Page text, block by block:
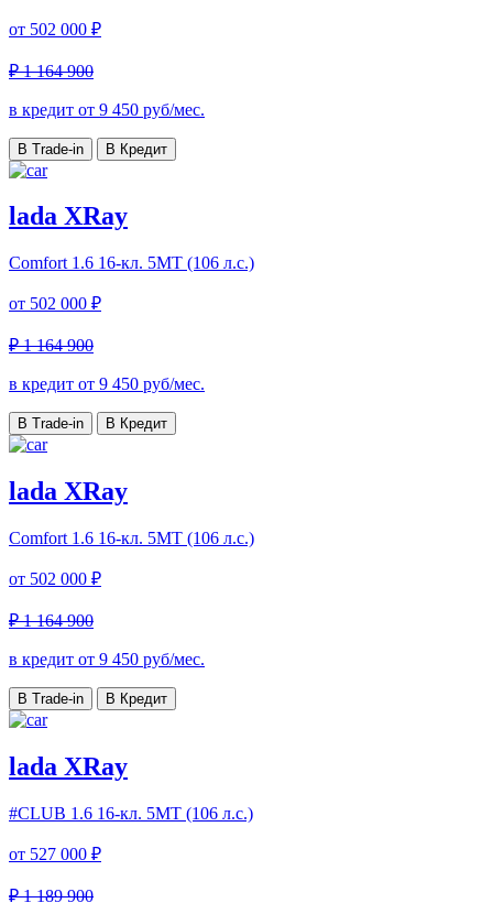
от 502 000 ₽
₽ 1 164 900
в кредит от 9 450 руб/мес.
В Trade-in В Кредит
lada XRay
Comfort 1.6 16-кл. 5МТ (106 л.с.)
от 502 000 ₽
₽ 1 164 900
в кредит от 9 450 руб/мес.
В Trade-in В Кредит
lada XRay
Comfort 1.6 16-кл. 5МТ (106 л.с.)
от 502 000 ₽
₽ 1 164 900
в кредит от 9 450 руб/мес.
В Trade-in В Кредит
lada XRay
#CLUB 1.6 16-кл. 5МТ (106 л.с.)
от 527 000 ₽
₽ 1 189 900